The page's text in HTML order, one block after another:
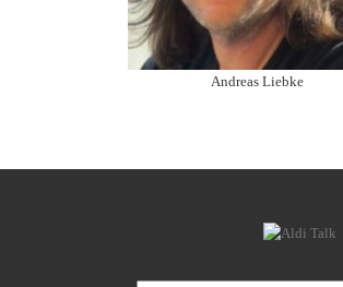
Andreas Liebke